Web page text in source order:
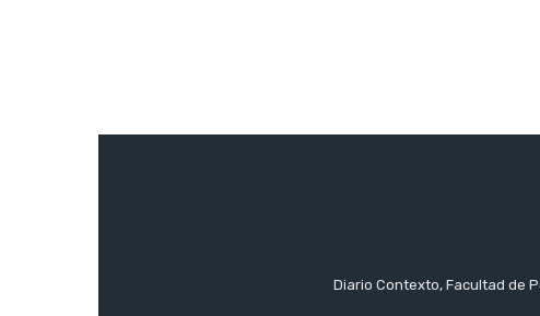
Diario Contexto, Facultad de